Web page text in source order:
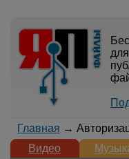
Главная →
Видео